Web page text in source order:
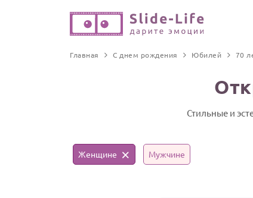
Главная С днем рождения Юбилей 70
Стильные и
Женщине Мужчине